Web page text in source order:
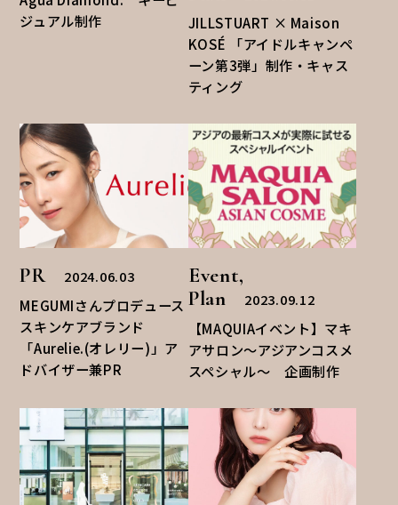
ジュアル制作
JILLSTUART × Maison
KOSÉ 「アイドルキャンペ
ーン第3弾」制作・キャス
ティング
PR 2024.06.03
MEGUMIさんプロデュース
スキンケアブランド
「Aurelie.(オレリー)」ア
ドバイザー兼PR
Event,
Plan
2023.09.12
【MAQUIAイベント】マキ
アサロン〜アジアンコスメ
スペシャル〜 企画制作